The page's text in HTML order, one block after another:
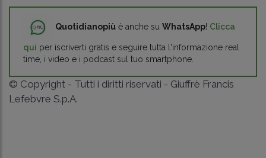
Quotidianopiù è anche su WhatsApp! Clicca
qui per iscriverti gratis e seguire tutta l'informazione real
time, i video e i podcast sul tuo smartphone.
© Copyright - Tutti i diritti riservati - Giuffrè Francis
Lefebvre S.p.A.